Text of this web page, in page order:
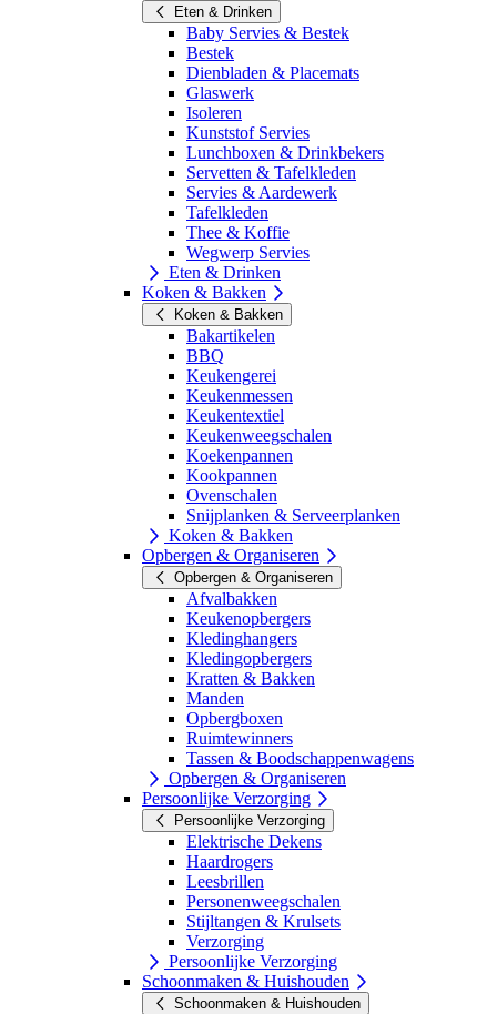
Eten & Drinken
Baby Servies & Bestek
Bestek
Dienbladen & Placemats
Glaswerk
Isoleren
Kunststof Servies
Lunchboxen & Drinkbekers
Servetten & Tafelkleden
Servies & Aardewerk
Tafelkleden
Thee & Koffie
Wegwerp Servies
Eten & Drinken
Koken & Bakken
Koken & Bakken
Bakartikelen
BBQ
Keukengerei
Keukenmessen
Keukentextiel
Keukenweegschalen
Koekenpannen
Kookpannen
Ovenschalen
Snijplanken & Serveerplanken
Koken & Bakken
Opbergen & Organiseren
Opbergen & Organiseren
Afvalbakken
Keukenopbergers
Kledinghangers
Kledingopbergers
Kratten & Bakken
Manden
Opbergboxen
Ruimtewinners
Tassen & Boodschappenwagens
Opbergen & Organiseren
Persoonlijke Verzorging
Persoonlijke Verzorging
Elektrische Dekens
Haardrogers
Leesbrillen
Personenweegschalen
Stijltangen & Krulsets
Verzorging
Persoonlijke Verzorging
Schoonmaken & Huishouden
Schoonmaken & Huishouden